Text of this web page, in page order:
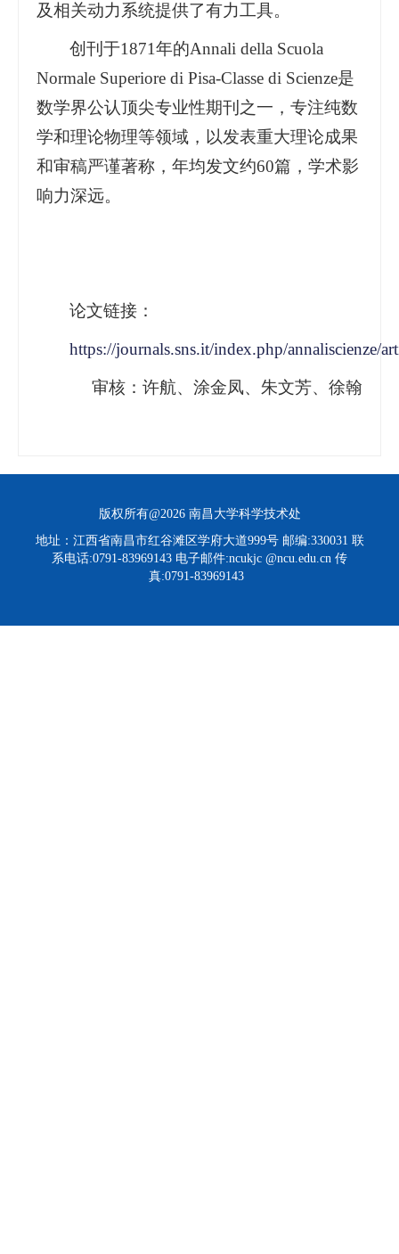
及相关动力系统提供了有力工具。
创刊于1871年的Annali della Scuola
Normale Superiore di Pisa-Classe di Scienze是
数学界公认顶尖专业性期刊之一，专注纯数
学和理论物理等领域，以发表重大理论成果
和审稿严谨著称，年均发文约60篇，学术影
响力深远。
论文链接：
https://journals.sns.it/index.php/annaliscienze/
审核：许航、涂金凤、朱文芳、徐翰
版权所有@2026 南昌大学科学技术处
地址：江西省南昌市红谷滩区学府大道999号 邮编:330031 联
系电话:0791-83969143 电子邮件:ncukjc @ncu.edu.cn 传
真:0791-83969143